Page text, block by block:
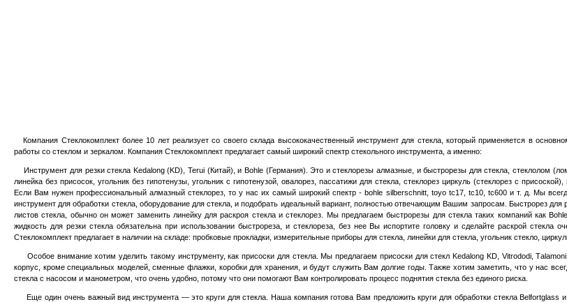
Компания Стеклокомплект более 10 лет реализует со своего склада высококачественный инструмент для стекла, который применяется в
работы со стеклом и зеркалом. Компания Стеклокомплект предлагает самый широкий спектр стекольного инструмента, а именно:
Инструмент для резки стекла Kedalong (KD), Terui (Китай), и Bohle (Германия). Это и стеклорезы алмазные, и быстрорезы для стекла, стеклолом
линейка без присосок, угольник без гипотенузы, угольник с гипотенузой, овалорез, пассатижи для стекла, стеклорез циркуль (стеклорез с
Если Вам нужен профессиональный алмазный стеклорез, то у нас их самый широкий спектр - bohle silberschnitt, toyo tc17, tc10, tc600 и т. д. Мы
инструмент для обработки стекла, оборудование для стекла, и подобрать идеальный вариант, полностью отвечающим Вашим запросам. Быстрорез для
листов стекла, обычно он может заменить линейку для раскроя стекла и стеклорез. Мы предлагаем быстрорезы для стекла таких компаний какB
жидкость для резки стекла обязательна при использовании быстрореза, и стеклореза, без нее Вы испортите головку и сделайте раскрой стекла
Стеклокомплект предлагает в наличии на складе: пробковые прокладки, измерительные приборы для стекла, линейки для стекла, угольник стекло,
Особое внимание хотим уделить такому инструменту, как присоски для стекла. Мы предлагаем присоски для стекл Kedalong KD, Vitrododi,T
корпус, кроме специальных моделей, сменные флажки, коробки для хранения, и будут служить Вам долгие годы. Также хотим заметить, что у нас
стекла с насосом и манометром, что очень удобно, потому что они помогают Вам контролировать процесс поднятия стекла без единого риска.
Еще один очень важный вид инструмента — это круги для стекла. Наша компания готова Вам предложить круги для обработки стекла Belfortglass